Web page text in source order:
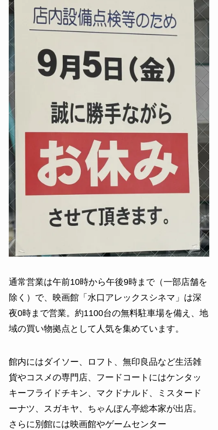
通常営業は午前10時から午後9時まで（一部店舗を
除く）で、映画館「水口アレックスシネマ」は深
夜0時まで営業。約1100台の無料駐車場を備え、地
域の買い物拠点として人気を集めています。
館内にはダイソー、ロフト、無印良品など生活雑
貨やコスメの専門店、フードコートにはケンタッ
キーフライドチキン、マクドナルド、ミスタード
ーナツ、スガキヤ、ちゃんぽん亭総本家が出店。
さらに別館には映画館やゲームセンター